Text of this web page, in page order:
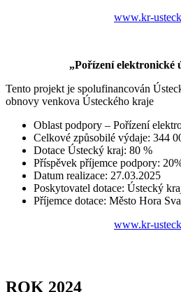
www.kr-
„Pořízení elektronické
Tento projekt je spolufinancován
obnovy venkova Ústeckého kraje
Oblast podpory – Pořízení
Celkové způsobilé výdaje: 344
Dotace Ústecký kraj: 80 %
Příspěvek příjemce podpory:
Datum realizace: 27.03.2025
Poskytovatel dotace: Ústecký
Příjemce dotace: Město Hora
www.kr-
ROK 2024